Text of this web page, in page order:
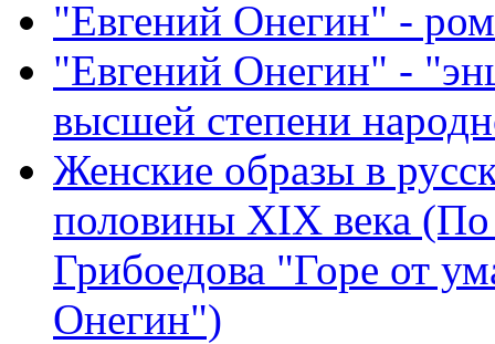
"Евгений Онегин" -
"Евгений Онегин" -
высшей степени
Женские образы в
половины XIX века
Грибоедова "Горе от
Онегин")